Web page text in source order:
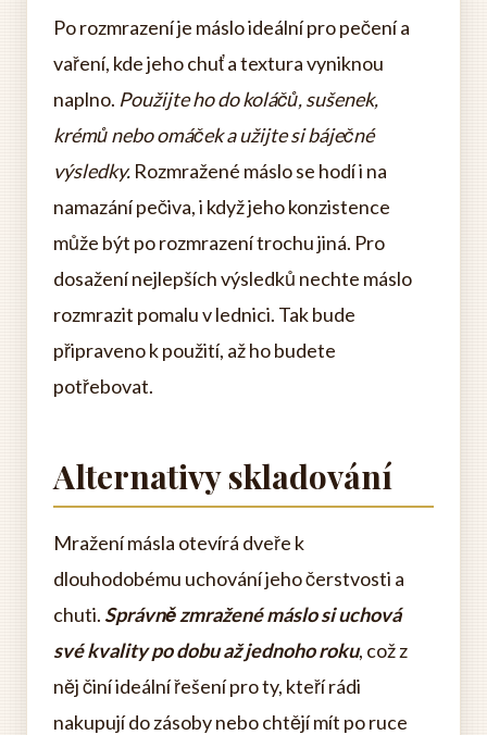
Po rozmrazení je máslo ideální pro pečení a
vaření, kde jeho chuť a textura vyniknou
naplno. Použijte ho do koláčů, sušenek,
krémů nebo omáček a užijte si báječné
výsledky. Rozmražené máslo se hodí i na
namazání pečiva, i když jeho konzistence
může být po rozmrazení trochu jiná. Pro
dosažení nejlepších výsledků nechte máslo
rozmrazit pomalu v lednici. Tak bude
připraveno k použití, až ho budete
potřebovat.
Alternativy skladování
Mražení másla otevírá dveře k
dlouhodobému uchování jeho čerstvosti a
chuti. Správně zmražené máslo si uchová
své kvality po dobu až jednoho roku, což z
něj činí ideální řešení pro ty, kteří rádi
nakupují do zásoby nebo chtějí mít po ruce